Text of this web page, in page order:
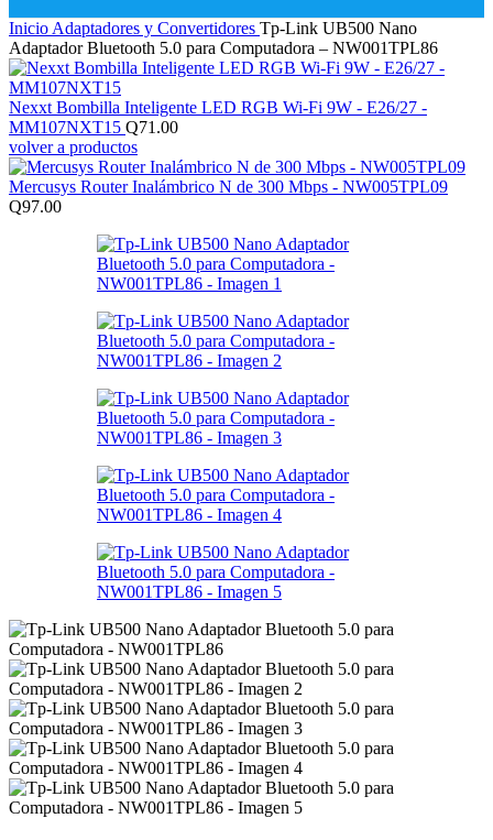
Inicio Adaptadores y Convertidores Tp-Link UB500 Nano
Adaptador Bluetooth 5.0 para Computadora – NW001TPL86
Nexxt Bombilla Inteligente LED RGB Wi-Fi 9W - E26/27 -
MM107NXT15 Q71.00
volver a productos
Mercusys Router Inalámbrico N de 300 Mbps - NW005TPL09
Q97.00